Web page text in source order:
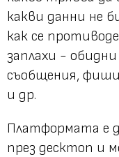
какви данни не
как се
заплахи -
съобщения,
и др.
Платформата е
през десктоп и